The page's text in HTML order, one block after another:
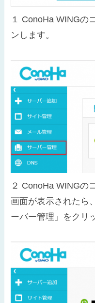
１ ConoHa WINGの
ンします。
２ ConoHa WINGの
画面が表示されたら
ーバー管理」をクリ